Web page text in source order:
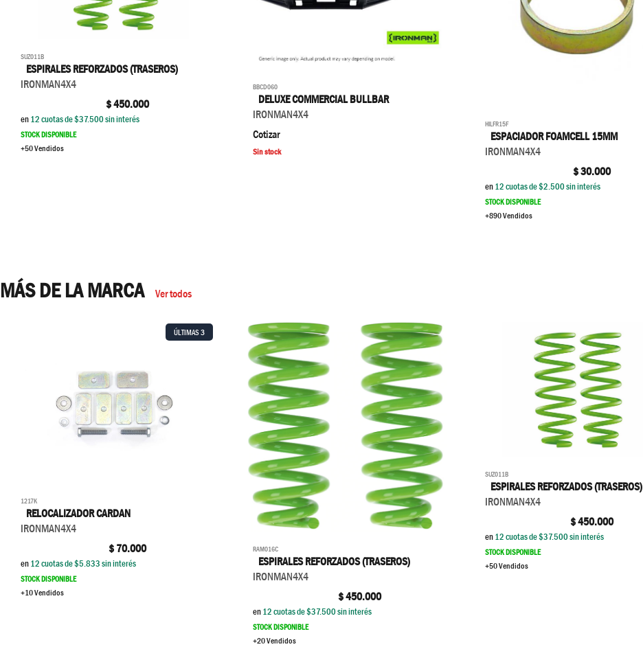
SUZ011B
ESPIRALES REFORZADOS (TRASEROS)
IRONMAN4X4
$450.000
en12cuotas de $37.500sin interés
STOCK DISPONIBLE
+50 Vendidos
BBCD060
DELUXE COMMERCIAL BULLBAR
IRONMAN4X4
Cotizar
Sin stock
HILFR15F
ESPACIADOR FOAMCELL 15MM
IRONMAN4X4
$30.000
en12cuotas de $2.500sin interés
STOCK DISPONIBLE
+890 Vendidos
MÁS DE LA MARCA Ver todos
ÚLTIMAS3
1217K
RELOCALIZADOR CARDAN
IRONMAN4X4
$70.000
en12cuotas de $5.833sin interés
STOCK DISPONIBLE
+10 Vendidos
RAM016C
ESPIRALES REFORZADOS (TRASEROS)
IRONMAN4X4
$450.000
en12cuotas de $37.500sin interés
STOCK DISPONIBLE
+20 Vendidos
SUZ011B
ESPIRALES REFORZADOS (TRASEROS)
IRONMAN4X4
$450.000
en12cuotas de $37.500sin interés
STOCK DISPONIBLE
+50 Vendidos